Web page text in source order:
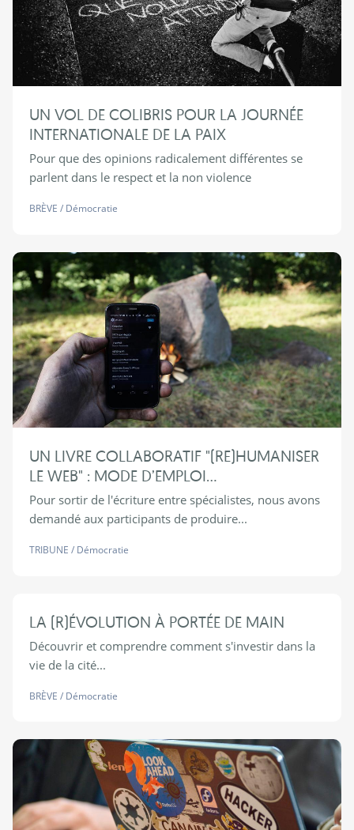
UN VOL DE COLIBRIS POUR LA JOURNÉE
INTERNATIONALE DE LA PAIX
Pour que des opinions radicalement différentes se
parlent dans le respect et la non violence
BRÈVE / Démocratie
UN LIVRE COLLABORATIF "(RE)HUMANISER
LE WEB" : MODE D’EMPLOI…
Pour sortir de l'écriture entre spécialistes, nous avons
demandé aux participants de produire...
TRIBUNE / Démocratie
LA (R)ÉVOLUTION À PORTÉE DE MAIN
Découvrir et comprendre comment s'investir dans la
vie de la cité...
BRÈVE / Démocratie